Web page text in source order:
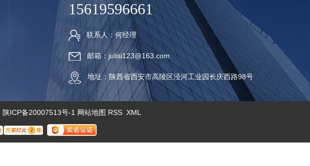
15619596661
联系人：何经理
邮箱：julisi123@163.com
地址：陕西省西安市高陵区泾河工业园长庆西路98号
陕ICP备20007513号-1 网站地图 RSS XML